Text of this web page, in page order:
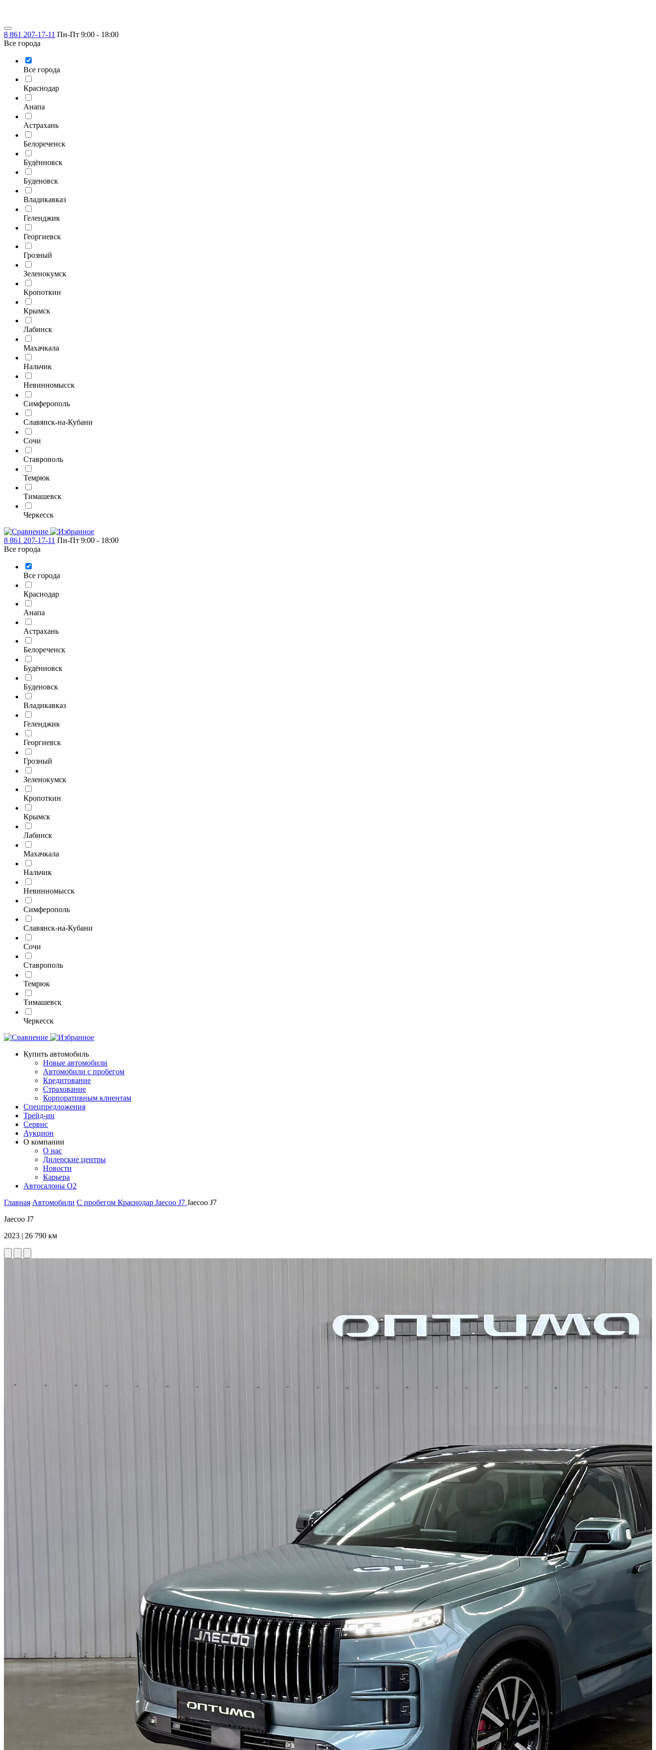
8 861 207-17-11 Пн-Пт 9:00 - 18:00
Все города
Все города
Краснодар
Анапа
Астрахань
Белореченск
Будённовск
Буденовск
Владикавказ
Геленджик
Георгиевск
Грозный
Зеленокумск
Кропоткин
Крымск
Лабинск
Махачкала
Нальчик
Невинномысск
Симферополь
Славянск-на-Кубани
Сочи
Ставрополь
Темрюк
Тимашевск
Черкесск
8 861 207-17-11 Пн-Пт 9:00 - 18:00
Все города
Все города
Краснодар
Анапа
Астрахань
Белореченск
Будённовск
Буденовск
Владикавказ
Геленджик
Георгиевск
Грозный
Зеленокумск
Кропоткин
Крымск
Лабинск
Махачкала
Нальчик
Невинномысск
Симферополь
Славянск-на-Кубани
Сочи
Ставрополь
Темрюк
Тимашевск
Черкесск
Купить автомобиль
Новые автомобили
Автомобили с пробегом
Кредитование
Страхование
Корпоративным клиентам
Спецпредложения
Трейд-ин
Сервис
Аукцион
О компании
О нас
Дилерские центры
Новости
Карьера
Автосалоны O2
Главная Автомобили С пробегом Краснодар Jaecoo J7 Jaecoo J7
Jaecoo J7
2023 | 26 790 км